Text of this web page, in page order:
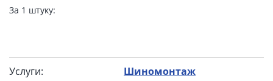
За 1 штуку:
Услуги: Шиномонтаж